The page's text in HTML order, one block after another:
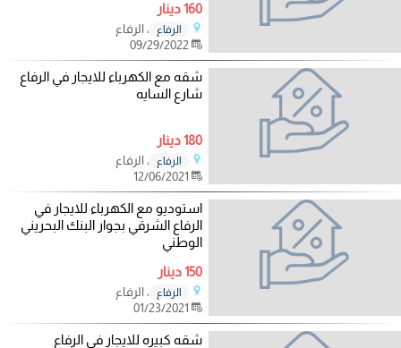
160 دينار
الرفاع
، الرفاع
شقه مع الكهرباء للايجار في الرفاع
شارع السايه
180 دينار
الرفاع
، الرفاع
استوديو مع الكهرباء للايجار في
الرفاع الشرقي بجوار البنك البحريني
الوطني
150 دينار
الرفاع
، الرفاع
شقه كبيره للايجار في الرفاع